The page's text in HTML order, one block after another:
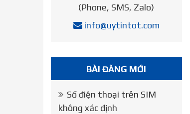
(Phone, SMS, Zalo)
info@uytintot.com
BÀI ĐĂNG MỚI
Số điện thoại trên SIM
không xác định